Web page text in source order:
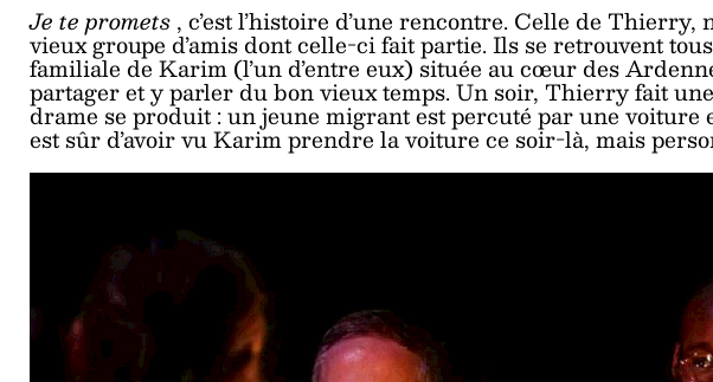
Je te promets, c’est l’histoire d’une rencontre. Celle de Thierry,
vieux groupe d’amis dont celle-ci fait partie. Ils se retrouvent
familiale de Karim (l’un d’entre eux) située au cœur des
partager et y parler du bon vieux temps. Un soir, Thierry fait
drame se produit : un jeune migrant est percuté par une
est sûr d’avoir vu Karim prendre la voiture ce soir-là, mais